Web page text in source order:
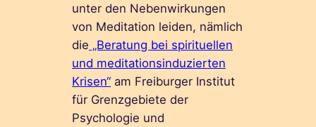
unter den Nebenwirkungen
von Meditation leiden, nämlich
die „Beratung bei spirituellen
und meditationsinduzierten
Krisen“ am Freiburger Institut
für Grenzgebiete der
Psychologie und